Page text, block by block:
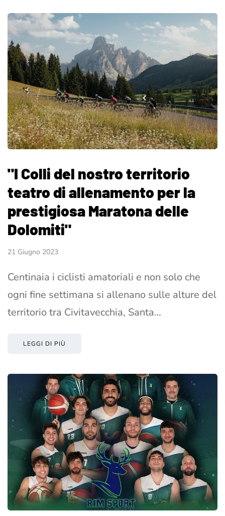
"I Colli del nostro territorio
teatro di allenamento per la
prestigiosa Maratona delle
Dolomiti"
21 Giugno 2023
Centinaia i ciclisti amatoriali e non solo che
ogni fine settimana si allenano sulle alture del
territorio tra Civitavecchia, Santa…
LEGGI DI PIÙ